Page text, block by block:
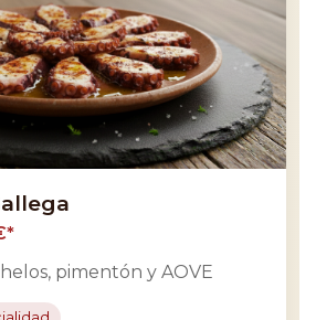
pimentón y AOVE